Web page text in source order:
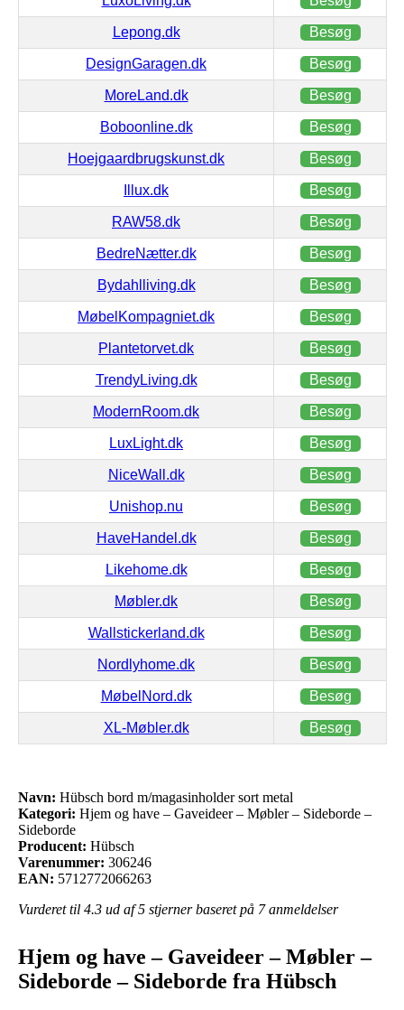
Lepong.dk Besøg
DesignGaragen.dk Besøg
MoreLand.dk Besøg
Boboonline.dk Besøg
Hoejgaardbrugskunst.dk Besøg
Illux.dk Besøg
RAW58.dk Besøg
BedreNætter.dk Besøg
Bydahlliving.dk Besøg
MøbelKompagniet.dk Besøg
Plantetorvet.dk Besøg
TrendyLiving.dk Besøg
ModernRoom.dk Besøg
LuxLight.dk Besøg
NiceWall.dk Besøg
Unishop.nu Besøg
HaveHandel.dk Besøg
Likehome.dk Besøg
Møbler.dk Besøg
Wallstickerland.dk Besøg
Nordlyhome.dk Besøg
MøbelNord.dk Besøg
XL-Møbler.dk Besøg
Navn: Hübsch bord m/magasinholder sort metal
Kategori: Hjem og have – Gaveideer – Møbler – Sideborde –
Sideborde
Producent: Hübsch
Varenummer: 306246
EAN: 5712772066263
Vurderet til 4.3 ud af 5 stjerner baseret på 7anmeldelser
Hjem og have – Gaveideer – Møbler –
Sideborde – Sideborde fra Hübsch